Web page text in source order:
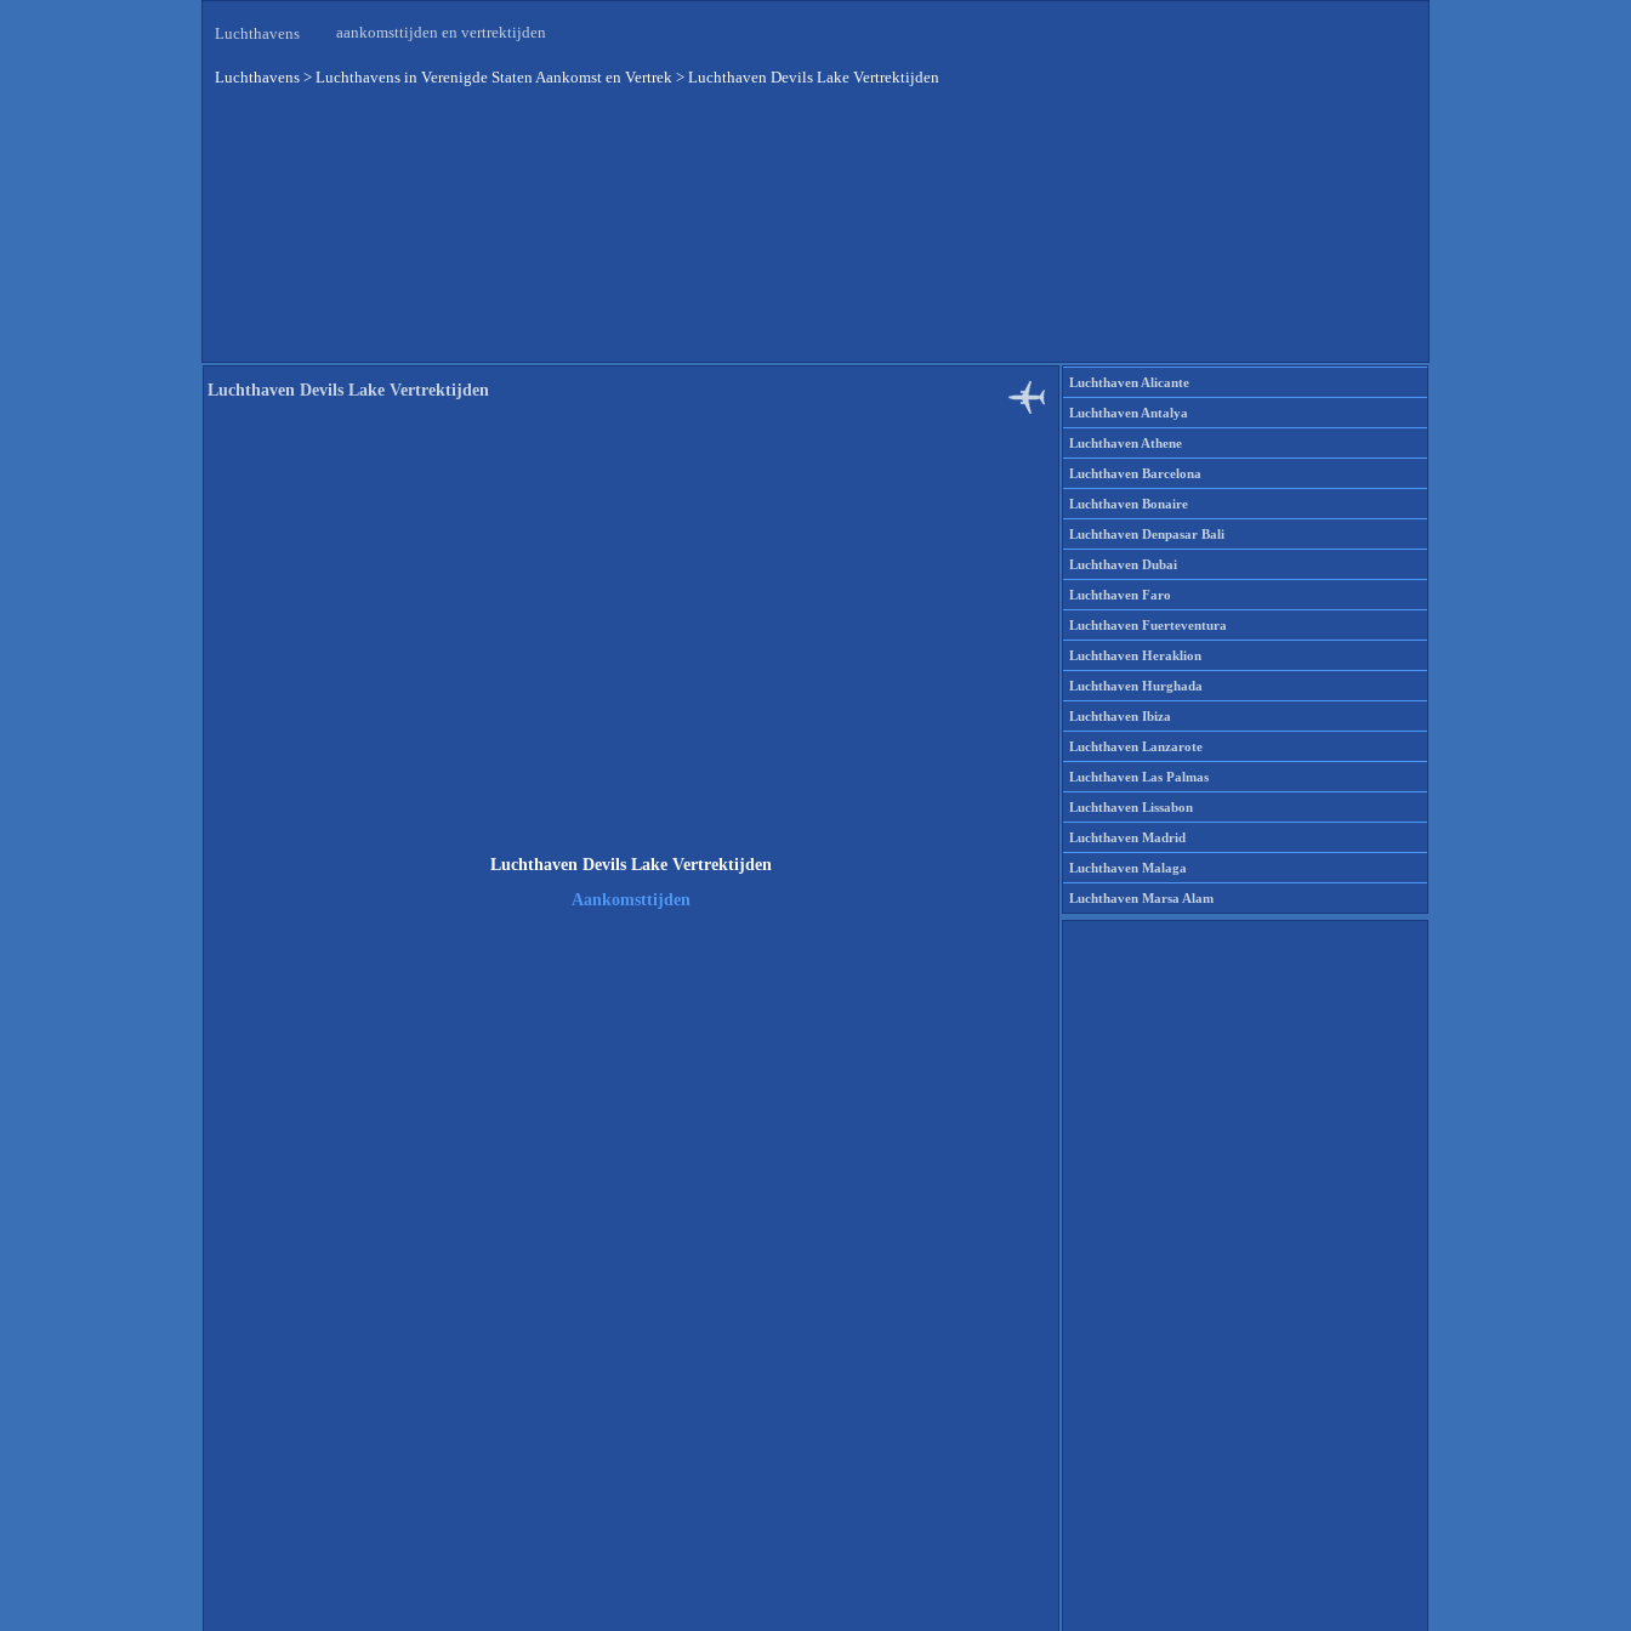
Luchthavens aankomsttijden en vertrektijden
Luchthavens > Luchthavens in Verenigde Staten Aankomst en Vertrek > Luchthaven Devils Lake Vertrektijden
Luchthaven Devils Lake Vertrektijden
Luchthaven Devils Lake Vertrektijden
Aankomsttijden
Luchthaven Alicante
Luchthaven Antalya
Luchthaven Athene
Luchthaven Barcelona
Luchthaven Bonaire
Luchthaven Denpasar Bali
Luchthaven Dubai
Luchthaven Faro
Luchthaven Fuerteventura
Luchthaven Heraklion
Luchthaven Hurghada
Luchthaven Ibiza
Luchthaven Lanzarote
Luchthaven Las Palmas
Luchthaven Lissabon
Luchthaven Madrid
Luchthaven Malaga
Luchthaven Marsa Alam